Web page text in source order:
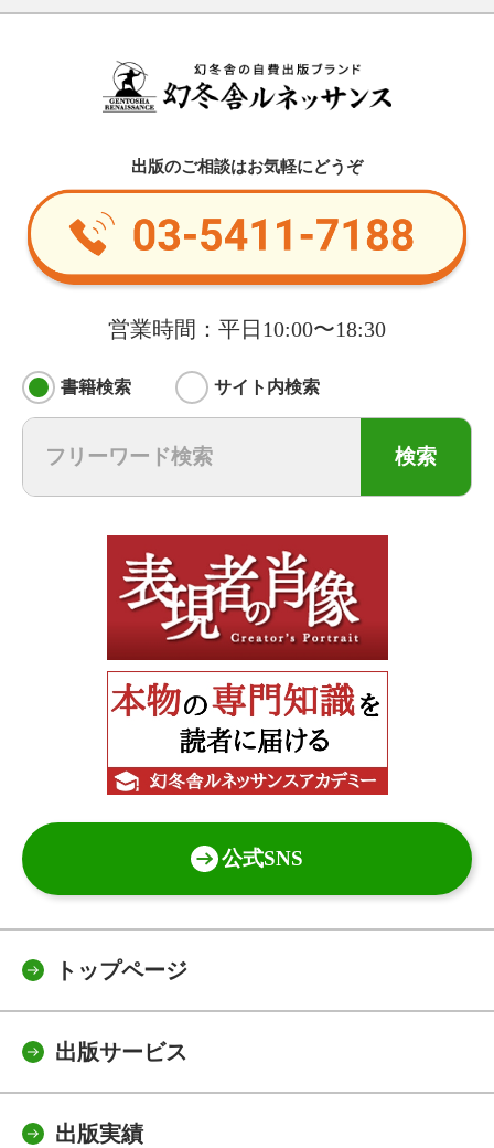
出版のご相談はお気軽にどうぞ
営業時間：平日10:00〜18:30
書籍検索 サイト内検索
検索
公式SNS
トップページ
出版サービス
出版実績